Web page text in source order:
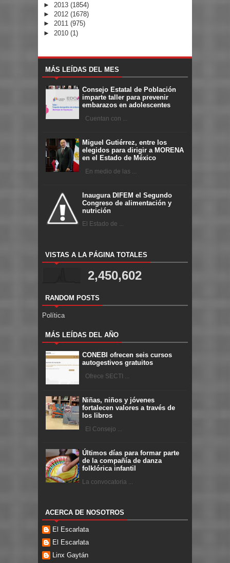
► 2013 (1854)
► 2012 (1678)
► 2011 (975)
► 2010 (1)
MÁS LEÍDAS DEL MES
Consejo Estatal de Población
imparte taller para prevenir
embarazos en adolescentes
Cuentan con ...
Miguel Gutiérrez, entre los
elegidos para dirigir a MORENA
en el Estado de México
En medio de las ...
Inaugura DIFEM el Segundo
Congreso de alimentación y
nutrición
El Estado de ...
VISTAS A LA PÁGINA TOTALES
2,450,602
RANDOM POSTS
Política
MÁS LEÍDAS DEL AÑO
CONEBI ofrecen seis cursos
autogestivos gratuitos
Ofrece SECTI ...
Niñas, niños y jóvenes
fortalecen valores a través de
los libros
El Consejo ...
Últimos días para formar parte
de la compañía de danza
folklórica infantil
La convocatoria ...
ACERCA DE NOSOTROS
El Escarlata
El Escarlata
Linx Gaytán